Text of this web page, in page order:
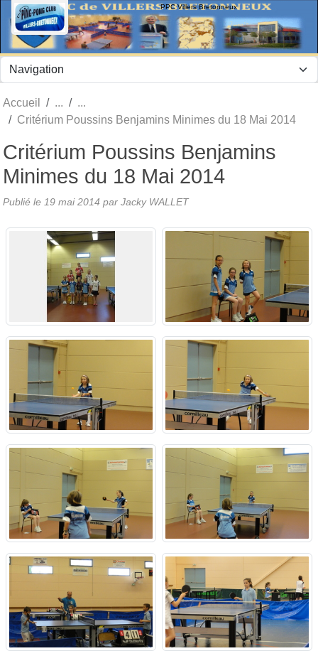
PPC Villers Bretonneux
Accueil
Critérium Poussins Benjamins Minimes du 18 Mai 2014
Critérium Poussins Benjamins
Minimes du 18 Mai 2014
Publié le 19 mai 2014 par Jacky WALLET
Panneau de gestion des cookies